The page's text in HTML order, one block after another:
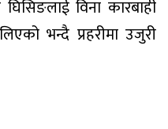
विना कारबाही
भन्दै प्रहरीमा उजुरी